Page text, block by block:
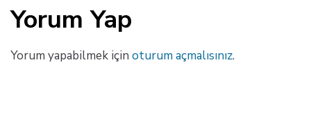
Yorum Yap
Yorum yapabilmek için oturum açmalısınız.